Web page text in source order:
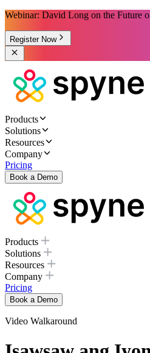
Webinar: David Long on the Future
Register Now
Products
Solutions
Resources
Company
Pricing
Book a Demo
Products
Solutions
Resources
Company
Pricing
Book a Demo
Video Walkaround